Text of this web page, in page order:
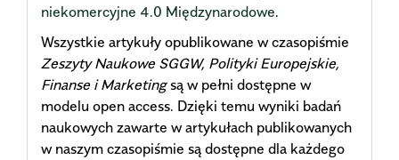
niekomercyjne 4.0 Międzynarodowe.
Wszystkie artykuły opublikowane w czasopiśmie
Zeszyty Naukowe SGGW, Polityki Europejskie,
Finanse i Marketingsą w pełni dostępne w
modelu open access. Dzięki temu wyniki badań
naukowych zawarte w artykułach publikowanych
w naszym czasopiśmie są dostępne dla każdego